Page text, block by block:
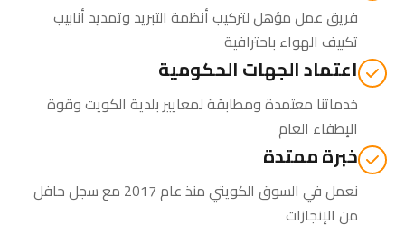
فريق عمل مؤهل لتركيب أنظمة التبريد وتمديد أنابيب
تكييف الهواء باحترافية
اعتماد الجهات الحكومية
خدماتنا معتمدة ومطابقة لمعايير بلدية الكويت وقوة
الإطفاء العام
خبرة ممتدة
نعمل في السوق الكويتي منذ عام 2017 مع سجل حافل
من الإنجازات